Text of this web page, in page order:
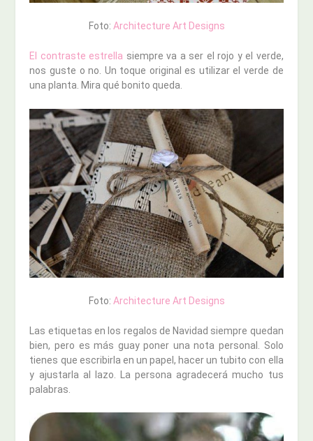
Foto: Architecture Art Designs
El contraste estrella siempre va a ser el rojo y el verde,
nos guste o no. Un toque original es utilizar el verde de
una planta. Mira qué bonito queda.
Foto: Architecture Art Designs
Las etiquetas en los regalos de Navidad siempre quedan
bien, pero es más guay poner una nota personal. Solo
tienes que escribirla en un papel, hacer un tubito con ella
y ajustarla al lazo. La persona agradecerá mucho tus
palabras.